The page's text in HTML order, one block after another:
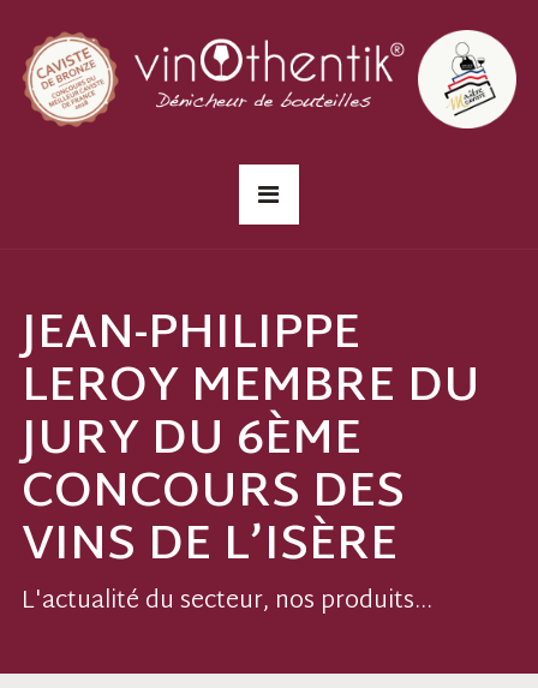
JEAN-PHILIPPE
LEROY MEMBRE DU
JURY DU 6ÈME
CONCOURS DES
VINS DE L’ISÈRE
L'actualité du secteur, nos produits...